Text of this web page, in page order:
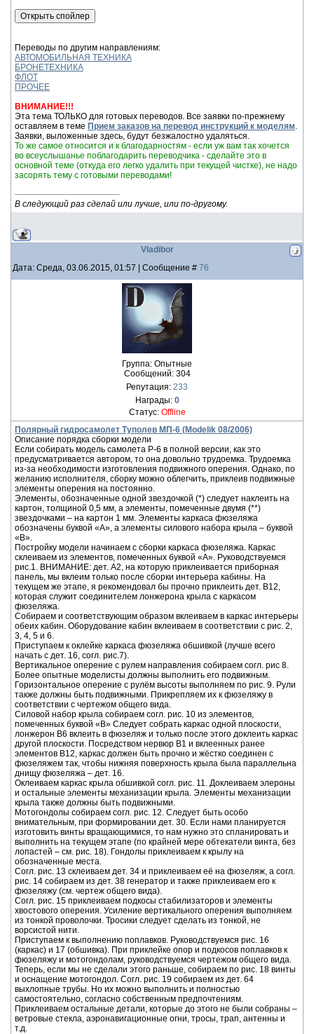
Переводы по другим направлениям:
АВТОМОБИЛЬНАЯ ТЕХНИКА
БРОНЕТЕХНИКА
ФЛОТ
ПРОЧЕЕ
ВНИМАНИЕ!!!
Эта тема ТОЛЬКО для готовых переводов. Все заявки по-прежнему
оставляем в теме Прием заказов на перевод инструкций к моделям.
Заявки, выложенные здесь, будут безжалостно удаляться.
То же самое относится и к благодарностям - если уж вам так хочется
во всеуслышанье поблагодарить переводчика - сделайте это в
основной теме (откуда его легко удалить при текущей чистке), не надо
засорять тему с готовыми переводами!
В следующий раз сделай или лучше, или по-другому.
Vladibor
Дата: Среда, 03.06.2015, 01:57 | Сообщение # 76
Группа: Опытные
Сообщений: 304
Репутация: 233
Награды: 0
Статус: Offline
Полярный гидросамолет Туполев МП-6 (Modelik 08/2006)
Описание порядка сборки модели
Если собирать модель самолета Р-6 в полной версии, как это
предусматривается автором, то она довольно трудоемка. Трудоемка
из-за необходимости изготовления подвижного оперения. Однако, по
желанию исполнителя, сборку можно облегчить, приклеив подвижные
элементы оперения на постоянно.
Элементы, обозначенные одной звездочкой (*) следует наклеить на
картон, толщиной 0,5 мм, а элементы, помеченные двумя (**)
звездочками – на картон 1 мм. Элементы каркаса фюзеляжа
обозначены буквой «А», а элементы силового набора крыла – буквой
«В».
Постройку модели начинаем с сборки каркаса фюзеляжа. Каркас
склеиваем из элементов, помеченных буквой «А». Руководствуемся
рис.1. ВНИМАНИЕ: дет. А2, на которую приклеивается приборная
панель, мы вклеим только после сборки интерьера кабины. На
текущем же этапе, я рекомендовал бы прочно приклеить дет. B12,
которая служит соединителем лонжерона крыла с каркасом
фюзеляжа.
Собираем и соответствующим образом вклеиваем в каркас интерьеры
обеих кабин. Оборудование кабин вклеиваем в соответствии с рис. 2,
3, 4, 5 и 6.
Приступаем к оклейке каркаса фюзеляжа обшивкой (лучше всего
начать с дет. 16, согл. рис.7).
Вертикальное оперение с рулем направления собираем согл. рис 8.
Более опытные моделисты должны выполнить его подвижным.
Горизонтальное оперение с рулём высоты выполняем по рис. 9. Рули
также должны быть подвижными. Прикрепляем их к фюзеляжу в
соответствии с чертежом общего вида.
Силовой набор крыла собираем согл. рис. 10 из элементов,
помеченных буквой «В» Следует собрать каркас одной плоскости,
лонжерон В6 вклеить в фюзеляж и только после этого доклеить каркас
другой плоскости. Посредством нервюр В1 и вклеенных ранее
элементов В12, каркас должен быть прочно и жёстко соединен с
фюзеляжем так, чтобы нижняя поверхность крыла была параллельна
днищу фюзеляжа – дет. 16.
Оклеиваем каркас крыла обшивкой согл. рис. 11. Доклеиваем элероны
и остальные элементы механизации крыла. Элементы механизации
крыла также должны быть подвижными.
Мотогондолы собираем согл. рис. 12. Следует быть особо
внимательным, при формировании дет. 30. Если нами планируется
изготовить винты вращающимися, то нам нужно это спланировать и
выполнить на текущем этапе (по крайней мере обтекатели винта, без
лопастей – см. рис. 18). Гондолы приклеиваем к крылу на
обозначенные места.
Согл. рис. 13 склеиваем дет. 34 и приклеиваем её на фюзеляж, а согл.
рис. 14 собираем из дет. 38 генератор и также приклеиваем его к
фюзеляжу (см. чертеж общего вида).
Согл. рис. 15 приклеиваем подкосы стабилизаторов и элементы
хвостового оперения. Усиление вертикального оперения выполняем
из тонкой проволочки. Тросики следует сделать из тонкой, не
ворсистой нити.
Приступаем к выполнению поплавков. Руководствуемся рис. 16
(каркас) и 17 (обшивка). При приклейке опор и подкосов поплавков к
фюзеляжу и мотогондолам, руководствуемся чертежом общего вида.
Теперь, если мы не сделали этого раньше, собираем по рис. 18 винты
и оснащение мотогондол. Согл. рис. 19 собираем из дет. 64
выхлопные трубы. Но их можно выполнить и полностью
самостоятельно, согласно собственным предпочтениям.
Приклеиваем остальные детали, которые до этого не были собраны –
ветровые стекла, аэронавигационные огни, тросы, трап, антенны и
т.д.